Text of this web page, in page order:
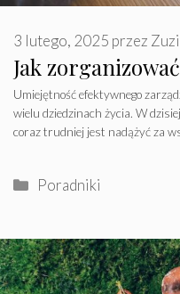
Jak
3 lutego, 2025 przez
Umiejętność efektywnego
wielu dziedzinach życia. W
coraz trudniej jest nadążyć za
Kategorie
Poradniki